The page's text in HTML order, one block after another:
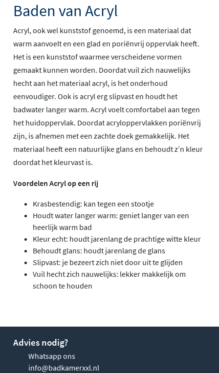
Baden van Acryl
Acryl, ook wel kunststof genoemd, is een materiaal dat
warm aanvoelt en een glad en poriënvrij oppervlak heeft.
Het is een kunststof waarmee verscheidene vormen
gemaakt kunnen worden. Doordat vuil zich nauwelijks
hecht aan het materiaal acryl, is het onderhoud
eenvoudiger. Ook is acryl erg slipvast en houdt het
badwater langer warm. Acryl voelt comfortabel aan tegen
het huidoppervlak. Doordat acryloppervlakken poriënvrij
zijn, is afnemen met een zachte doek gemakkelijk. Het
materiaal heeft een natuurlijke glans en behoudt z’n kleur
doordat het kleurvast is.
Voordelen Acryl op een rij
Krasbestendig: kan tegen een stootje
Houdt water langer warm: geniet langer van een
heerlijk warm bad
Kleur echt: houdt jarenlang de prachtige witte kleur
Behoudt glans: houdt jarenlang de glans
Slipvast: je bezeert zich niet door uit te glijden
Vuil hecht zich nauwelijks: lekker makkelijk om
schoon te houden
Advies nodig?
Whatsapp ons
info@badkamerxxl.nl